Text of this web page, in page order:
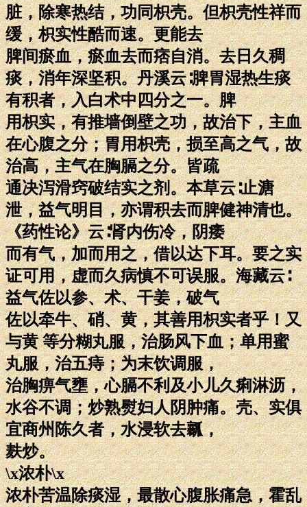
脏，除寒热结，功同枳壳。但枳壳性祥而
缓，枳实性酷而速。更能去
脾间瘀血，瘀血去而痞自消。去日久稠
痰，消年深坚积。丹溪云∶脾胃湿热生痰
有积者，入白术中四分之一。脾
用枳实，有推墙倒壁之功，故治下，主血
在心腹之分；胃用枳壳，损至高之气，故
治高，主气在胸膈之分。皆疏
通决泻滑窍破结实之剂。本草云∶止溏
泄，益气明目，亦谓积去而脾健神清也。
《药性论》云∶肾内伤冷，阴痿
而有气，加而用之，借以达下耳。要之实
证可用，虚而久病慎不可误服。海藏云∶
益气佐以参、术、干姜，破气
佐以牵牛、硝、黄，其善用枳实者乎！又
与黄 等分糊丸服，治肠风下血；单用蜜
丸服，治五痔；为末饮调服，
治胸痹气壅，心膈不利及小儿久痢淋沥，
水谷不调；炒熟熨妇人阴肿痛。壳、实俱
宜商州陈久者，水浸软去瓤，
麸炒。
\x浓朴\x
浓朴苦温除痰湿，最散心腹胀痛急，霍乱